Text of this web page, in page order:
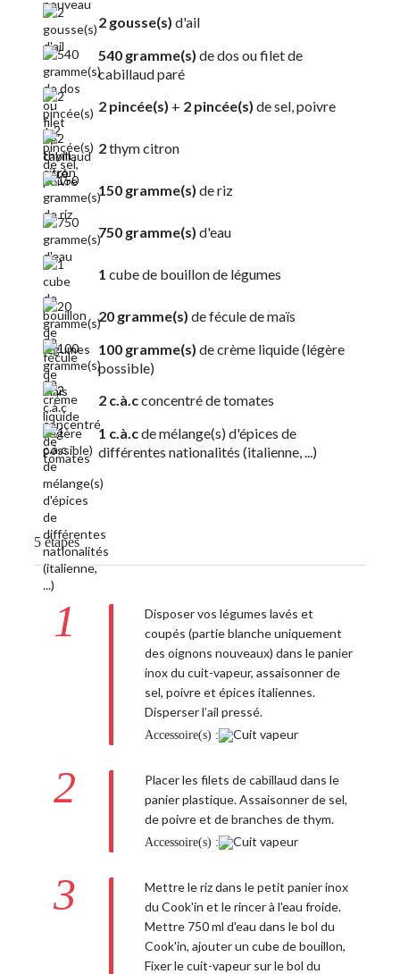
2 gousse(s) d'ail
540 gramme(s) de dos ou filet de
cabillaud paré
2 pincée(s) + 2 pincée(s) de sel, poivre
2thym citron
150 gramme(s) de riz
750 gramme(s) d'eau
1 cube de bouillon de légumes
20 gramme(s) de fécule de maïs
100 gramme(s) de crème liquide (légère
possible)
2 c.à.cconcentré de tomates
1 c.à.cde mélange(s) d'épices de
différentes nationalités (italienne, ...)
5 étapes
1
Disposer vos légumes lavés et
coupés (partie blanche uniquement
des oignons nouveaux) dans le panier
inox du cuit-vapeur, assaisonner de
sel, poivre et épices italiennes.
Disperser l’ail pressé.
Accessoire(s) :
2
Placer les filets de cabillaud dans le
panier plastique. Assaisonner de sel,
de poivre et de branches de thym.
Accessoire(s) :
3
Mettre le riz dans le petit panier inox
du Cook'in et le rincer à l'eau froide.
Mettre 750 ml d'eau dans le bol du
Cook'in, ajouter un cube de bouillon,
Fixer le cuit-vapeur sur le bol du